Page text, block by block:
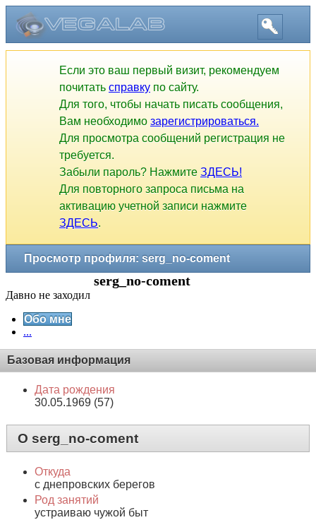
Если это ваш первый визит, рекомендуем
почитать справку по сайту.
Для того, чтобы начать писать сообщения,
Вам необходимо зарегистрироваться.
Для просмотра сообщений регистрация не
требуется.
Забыли пароль? Нажмите ЗДЕСЬ!
Для повторного запроса письма на
активацию учетной записи нажмите
ЗДЕСЬ.
Просмотр профиля: serg_no-coment
serg_no-coment
Обо мне
...
Базовая информация
О serg_no-coment
Откуда
с днепровских берегов